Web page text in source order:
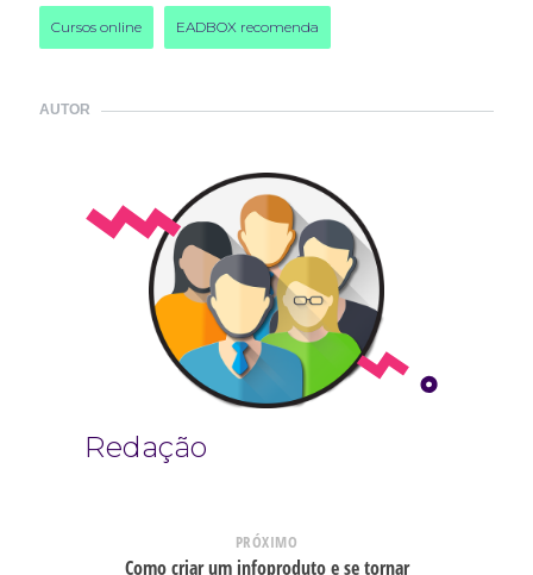
Cursos online EADBOX recomenda
AUTOR
Redação
PRÓXIMO
Como criar um infoproduto e se tornar